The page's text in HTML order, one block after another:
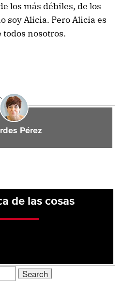
los más débiles, de los
soy Alicia. Pero Alicia es
todos nosotros.
Pérez
de las cosas